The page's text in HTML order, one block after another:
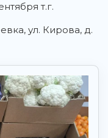
т.г.
ул. Кирова, д.